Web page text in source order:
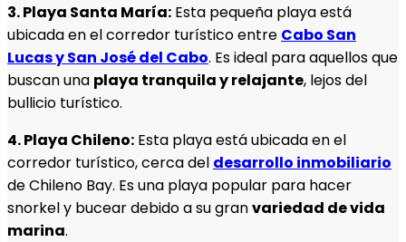
3. Playa Santa María: Esta pequeña playa está
ubicada en el corredor turístico entre Cabo San
Lucas y San José del Cabo. Es ideal para aquellos que
buscan una playa tranquila y relajante, lejos del
bullicio turístico.
4. Playa Chileno: Esta playa está ubicada en el
corredor turístico, cerca del desarrollo inmobiliario
de Chileno Bay. Es una playa popular para hacer
snorkel y bucear debido a su granvariedad de vida
marina.